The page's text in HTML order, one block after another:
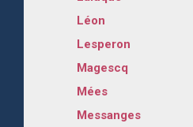
Léon
Lesperon
Magescq
Mées
Messanges